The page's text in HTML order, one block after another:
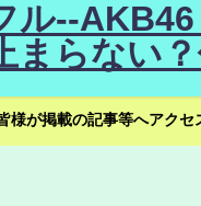
ル--
まらない
様が掲載の記事等へアク